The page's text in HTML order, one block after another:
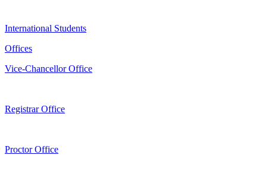
International Students
Offices
Vice-Chancellor Office
Registrar Office
Proctor Office